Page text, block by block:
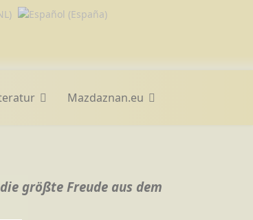
Mazdaznan.eu
größte Freude aus dem